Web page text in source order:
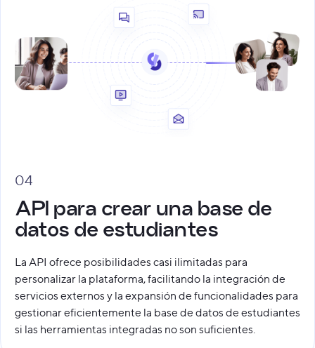
04
API para crear una base de
datos de estudiantes
La API ofrece posibilidades casi ilimitadas para
personalizar la plataforma, facilitando la integración de
servicios externos y la expansión de funcionalidades para
gestionar eficientemente la base de datos de estudiantes
si las herramientas integradas no son suficientes.